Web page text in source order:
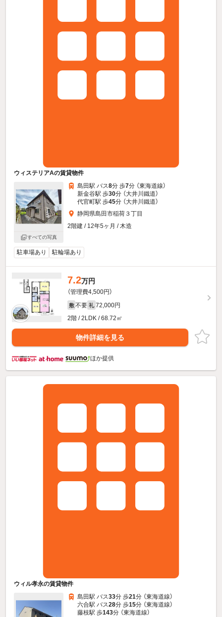
ウィステリアAの賃貸物件
すべての写真
島田駅 バス8分 歩7分 （東海道線）
新金谷駅 歩30分 （大井川鐵道）
代官町駅 歩45分 （大井川鐵道）
静岡県島田市稲荷３丁目
2階建 / 12年5ヶ月 / 木造
駐車場あり 駐輪場あり
7.2万円
（管理費4,500円）
敷 不要 礼 72,000円
2階 / 2LDK / 68.72㎡
物件詳細を見る
ほか提供
ウィル孝永の賃貸物件
島田駅 バス33分 歩21分 （東海道線）
六合駅 バス28分 歩15分 （東海道線）
藤枝駅 歩143分 （東海道線）